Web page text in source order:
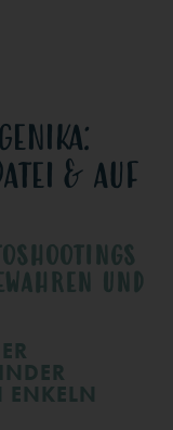
& auf
UND
ENKELN